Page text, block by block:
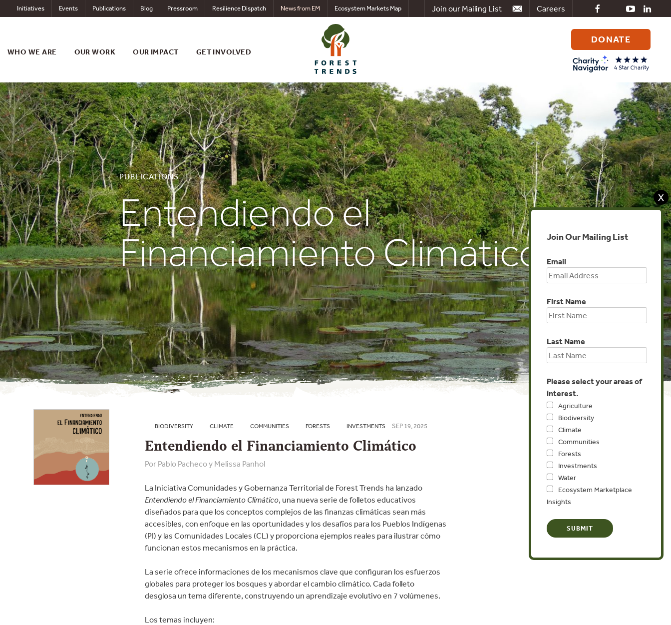
to
Careers
Join our Mailing List
Initiatives Events Publications Blog Pressroom Resilience Dispatch News from EM Ecosystem Markets Map
WHO WE ARE OUR WORK OUR IMPACT GET INVOLVED
DONATE
PUBLICATIONS
Entendiendo el
Financiamiento Climático
BIODIVERSITY CLIMATE COMMUNITIES FORESTS INVESTMENTS SEP 19, 2025
Entendiendo el Financiamiento Climático
Por Pablo Pacheco y Melissa Panhol
La Iniciativa Comunidades y Gobernanza Territorial de Forest Trends ha lanzado
Entendiendo el Financiamiento Climático, una nueva serie de folletos educativos
diseñados para que los conceptos complejos de las finanzas climáticas sean más
accesibles, con enfoque en las oportunidades y los desafíos para los Pueblos Indígenas
(PI) y las Comunidades Locales (CL) y proporciona ejemplos reales para ilustrar cómo
funcionan estos mecanismos en la práctica.
La serie ofrece informaciones de los mecanismos clave que configuran los esfuerzos
globales para proteger los bosques y abordar el cambio climático. Cada folleto
desglosa un tema diferente, construyendo un aprendizaje evolutivo en 7 volúmenes.
Los temas incluyen:
Global
X
Join Our Mailing List
Email
First Name
Last Name
Please select your areas of
interest.
Agriculture
Biodiversity
Climate
Communities
Forests
Investments
Water
Ecosystem Marketplace
Insights